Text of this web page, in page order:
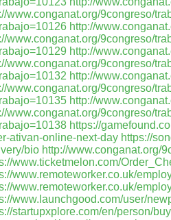
www.conganat.org/9congreso/
http://
www.conganat.org/9congreso/
http://
www.conganat.org/9congreso/
http://
www.conganat.org/9congreso/
http://
www.conganat.org/9congreso/
https://
ativan-online-next-day https://
bio http://www.conganat.org/
www.ticketmelon.com/
www.remoteworker.co.uk/
www.remoteworker.co.uk/
www.launchgood.com/user/
startupxplore.com/en/person/